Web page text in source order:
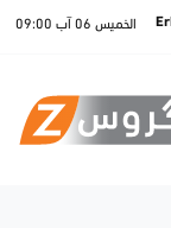
الخميس 06 آب 09:00